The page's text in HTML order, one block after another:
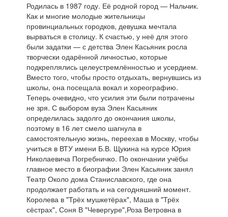
Родилась в 1987 году. Её родной город — Нальчик.
Как и многие молодые жительницы
провинциальных городков, девушка мечтала
вырваться в столицу. К счастью, у неё для этого
были задатки — с детства Элен Касьяник росла
творчески одарённой личностью, которые
подкреплялись целеустремлённостью и усердием.
Вместо того, чтобы просто отдыхать, вернувшись из
школы, она посещала вокал и хореографию.
Теперь очевидно, что усилия эти были потрачены
не зря. С выбором вуза Элен Касьяник
определилась задолго до окончания школы,
поэтому в 16 лет смело шагнула в
самостоятельную жизнь, переехав в Москву, чтобы
учиться в ВТУ имени Б.В. Щукина на курсе Юрия
Николаевича Погребничко. По окончании учёбы
главное место в биографии Элен Касьяник занял
Театр Около дома Станиславского, где она
продолжает работать и на сегодняшний момент.
Королева в "Трёх мушкетёрах", Маша в "Трёх
сёстрах", Соня В "Чевергуре",Роза Ветровна в